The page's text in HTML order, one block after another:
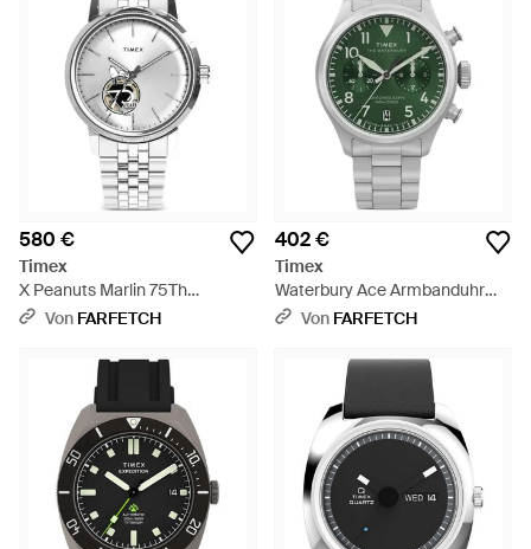
580 €
Timex
X Peanuts Marlin 75Th
Anniversary Armbanduhr
Von FARFETCH
402 €
Timex
Waterbury Ace Armbanduhr
41Mm - Grün
Von FARFETCH